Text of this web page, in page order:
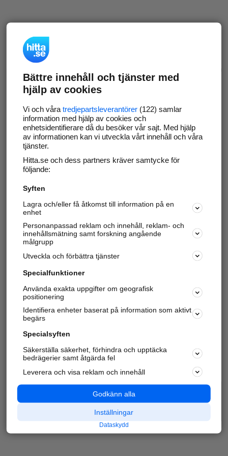
Bättre innehåll och tjänster med
hjälp av cookies
Vi och våra tredjepartsleverantörer(122) samlar
information med hjälp av cookies och
enhetsidentifierare då du besöker vår sajt. Med hjälp
av informationen kan vi utveckla vårt innehåll och våra
tjänster.
Hitta.se och dess partners kräver samtycke för
följande:
Syften
Lagra och/eller få åtkomst till information på en
enhet
Personanpassad reklam och innehåll, reklam- och
innehållsmätning samt forskning angående
målgrupp
Utveckla och förbättra tjänster
Specialfunktioner
Använda exakta uppgifter om geografisk
positionering
Identifiera enheter baserat på information som aktivt
begärs
Specialsyften
Säkerställa säkerhet, förhindra och upptäcka
bedrägerier samt åtgärda fel
Leverera och visa reklam och innehåll
Godkänn alla
Inställningar
Dataskydd